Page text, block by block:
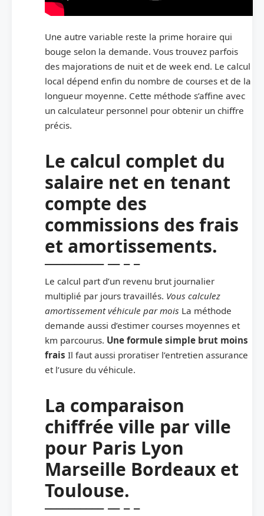
Une autre variable reste la prime horaire qui
bouge selon la demande. Vous trouvez parfois
des majorations de nuit et de week end. Le calcul
local dépend enfin du nombre de courses et de la
longueur moyenne. Cette méthode s’affine avec
un calculateur personnel pour obtenir un chiffre
précis.
Le calcul complet du
salaire net en tenant
compte des
commissions des frais
et amortissements.
Le calcul part d’un revenu brut journalier
multiplié par jours travaillés. Vous calculez
amortissement véhicule par mois La méthode
demande aussi d’estimer courses moyennes et
km parcourus. Une formule simple brut moins
frais Il faut aussi proratiser l’entretien assurance
et l’usure du véhicule.
La comparaison
chiffrée ville par ville
pour Paris Lyon
Marseille Bordeaux et
Toulouse.